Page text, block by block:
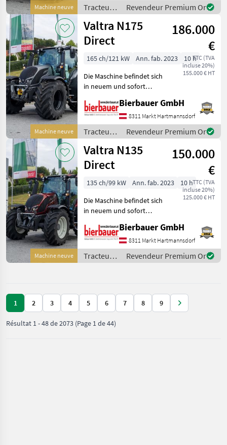
Machine neuve
werden. Neumaschine sofo
Tracteurs
/ Valtra
Revendeur Premium Or
Machine neuve
Valtra N175
Direct
186.000
€
TTC (TVA
incluse 20%)
155.000 € HT
165 ch/121 kW Ann. fab. 2023
10 h
Die Maschine befindet sich
in neuem und sofort
und kann nach
telefonischer Vereinbarung
gerne vor Ort besichtigt
werden. Neumaschine sofo
Bierbauer GmbH
8311 Markt Hartmannsdorf
Tracteurs
/ Valtra
Revendeur Premium Or
Machine neuve
Valtra N135
Direct
150.000
€
TTC (TVA
incluse 20%)
125.000 € HT
135 ch/99 kW Ann. fab. 2023
10 h
Die Maschine befindet sich
in neuem und sofort
und kann nach
telefonischer Vereinbarung
gerne vor Ort besichtigt
werden. Neumaschine sofo
Bierbauer GmbH
8311 Markt Hartmannsdorf
Tracteurs
/ Valtra
Revendeur Premium Or
1 2 3 4 5 6 7 8 9
Résultat 1-48de2073 (Page 1 de 44)